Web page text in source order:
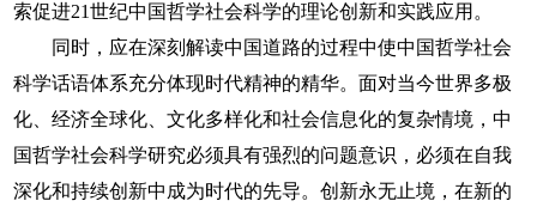
索促进21世纪中国哲学社会科学的理论创新和实践应用。
同时，应在深刻解读中国道路的过程中使中国哲学社会
科学话语体系充分体现时代精神的精华。面对当今世界多极
化、经济全球化、文化多样化和社会信息化的复杂情境，中
国哲学社会科学研究必须具有强烈的问题意识，必须在自我
深化和持续创新中成为时代的先导。创新永无止境，在新的